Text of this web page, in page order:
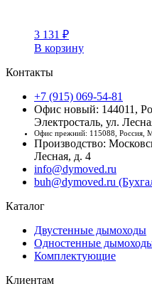
3 131 ₽
В корзину
Контакты
+7 (915) 069-54-81
Офис новый: 144011,
Электросталь, ул.
Офис прежний: 115088, Россия,
Производство:
Лесная, д. 4
info@dymoved.ru
buh@dymoved.ru
Каталог
Двустенные дымоходы
Одностенные
Комплектующие
Клиентам